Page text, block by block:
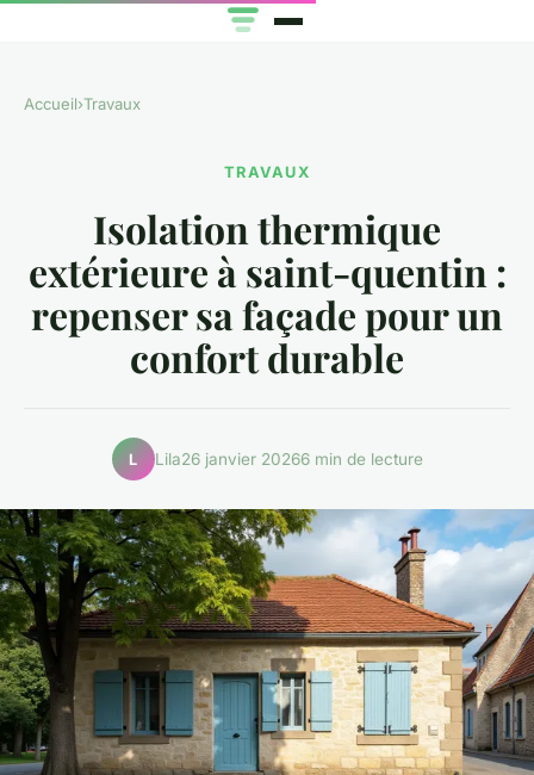
Accueil›Travaux
TRAVAUX
Isolation thermique
extérieure à saint-quentin :
repenser sa façade pour un
confort durable
L Lila26 janvier 20266 min de lecture